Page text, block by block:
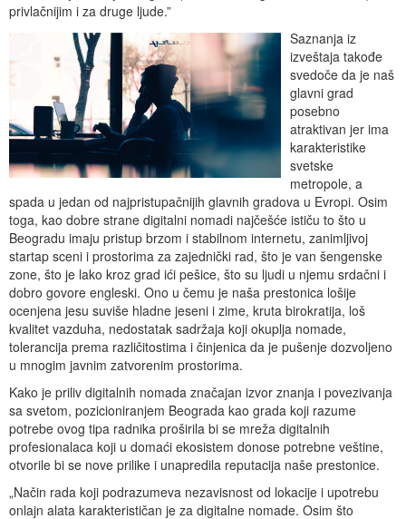
privlačnijim i za druge ljude.”
Saznanja iz
izveštaja takođe
svedoče da je naš
glavni grad
posebno
atraktivan jer ima
karakteristike
svetske
metropole, a
spada u jedan od najpristupačnijih glavnih gradova u Evropi. Osim
toga, kao dobre strane digitalni nomadi najčešće ističu to što u
Beogradu imaju pristup brzom i stabilnom internetu, zanimljivoj
startap sceni i prostorima za zajednički rad, što je van šengenske
zone, što je lako kroz grad ići pešice, što su ljudi u njemu srdačni i
dobro govore engleski. Ono u čemu je naša prestonica lošije
ocenjena jesu suviše hladne jeseni i zime, kruta birokratija, loš
kvalitet vazduha, nedostatak sadržaja koji okuplja nomade,
tolerancija prema različitostima i činjenica da je pušenje dozvoljeno
u mnogim javnim zatvorenim prostorima.
Kako je priliv digitalnih nomada značajan izvor znanja i povezivanja
sa svetom, pozicioniranjem Beograda kao grada koji razume
potrebe ovog tipa radnika proširila bi se mreža digitalnih
profesionalaca koji u domaći ekosistem donose potrebne veštine,
otvorile bi se nove prilike i unapredila reputacija naše prestonice.
„Način rada koji podrazumeva nezavisnost od lokacije i upotrebu
onlajn alata karakterističan je za digitalne nomade. Osim što